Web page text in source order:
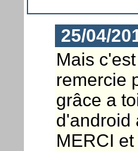
25/04/
Mais
remercie
grâce a
d'android
MERCI